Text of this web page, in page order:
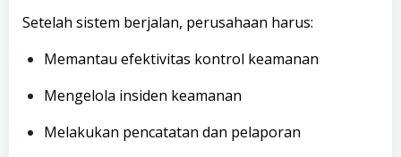
Setelah sistem berjalan, perusahaan harus:
Memantau efektivitas kontrol keamanan
Mengelola insiden keamanan
Melakukan pencatatan dan pelaporan